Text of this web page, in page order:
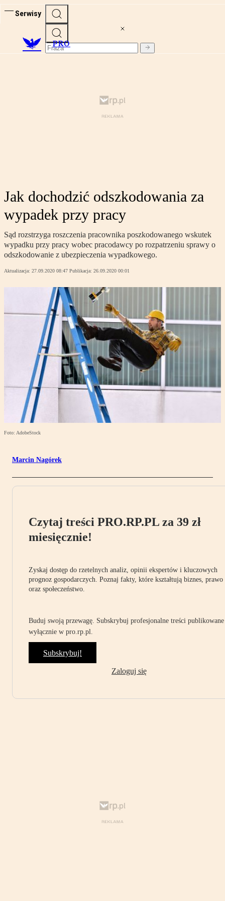
Serwisy
PRO
Jak dochodzić odszkodowania za
wypadek przy pracy
Sąd rozstrzyga roszczenia pracownika poszkodowanego wskutek
wypadku przy pracy wobec pracodawcy po rozpatrzeniu sprawy o
odszkodowanie z ubezpieczenia wypadkowego.
Aktualizacja: 27.09.2020 08:47 Publikacja: 26.09.2020 00:01
Foto: AdobeStock
Marcin Nagórek
Czytaj treści PRO.RP.PL za 39 zł
miesięcznie!
Zyskaj dostęp do rzetelnych analiz, opinii ekspertów i kluczowych
prognoz gospodarczych. Poznaj fakty, które kształtują biznes, prawo
oraz społeczeństwo.
Buduj swoją przewagę. Subskrybuj profesjonalne treści publikowane
wyłącznie w pro.rp.pl.
Subskrybuj!
Zaloguj się